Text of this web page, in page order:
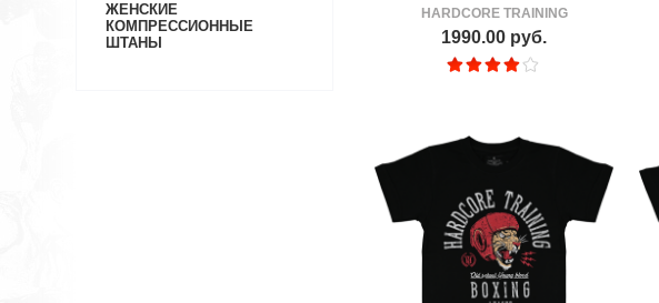
ЖЕНСКИЕ
КОМПРЕССИОННЫЕ
ШТАНЫ
HARDCORE TRAINING
1990.00 руб.